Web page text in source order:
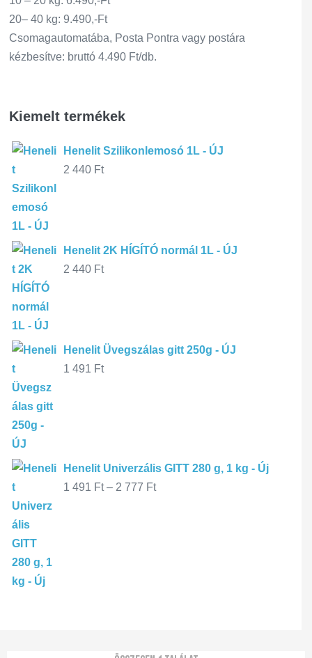
20– 40 kg: 9.490,-Ft
Csomagautomatába, Posta Pontra vagy postára
kézbesítve: bruttó 4.490 Ft/db.
Kiemelt termékek
Henelit Szilikonlemosó 1L - ÚJ
2 440 Ft
Henelit 2K HÍGÍTÓ normál 1L - ÚJ
2 440 Ft
Henelit Üvegszálas gitt 250g - ÚJ
1 491 Ft
Henelit Univerzális GITT 280 g, 1 kg - Új
1 491 Ft – 2 777 Ft